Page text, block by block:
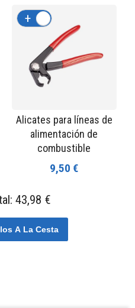
Alicates para líneas de
alimentación de
combustible
9,50 €
+
43,98 €
A La Cesta